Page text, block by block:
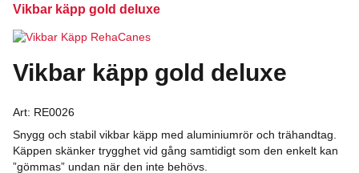
Vikbar käpp gold deluxe
Vikbar käpp gold deluxe
Art: RE0026
Snygg och stabil vikbar käpp med aluminiumrör och trähandtag.
Käppen skänker trygghet vid gång samtidigt som den enkelt kan
”gömmas” undan när den inte behövs.